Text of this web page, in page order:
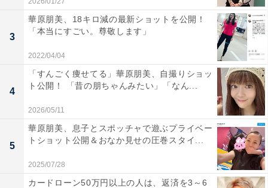
3
華原朋美、18キロ減の最新ショットを公開！
「本当にすごい。尊敬します」
2022/04/04
4
「すんごく痩せてる」華原朋美、自撮りショッ
ト公開！ 「昔の朋ちゃんみたい」「なん...
2026/05/11
5
華原朋美、息子とスポッチャで遊ぶプライベー
トショット公開＆おなか見せの圧巻スタイ...
2025/07/28
カードローン50万円以上の人は、返済を3～6